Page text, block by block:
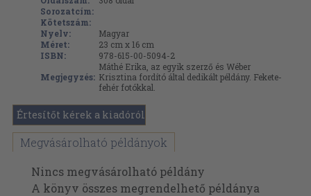
Sorozatcím:
Kötetszám:
Nyelv:
Magyar
Méret:
23 cm x 16 cm
ISBN:
978-615-00-5094-2
Megjegyzés:
Máthé Erika, az egyik szerző és Wéber
Krisztina fordító által dedikált példány. Fekete-
fehér fotókkal.
Értesítőt kérek a kiadóról
Megvásárolható példányok
Nincs megvásárolható példány
A könyv összes megrendelhető példánya